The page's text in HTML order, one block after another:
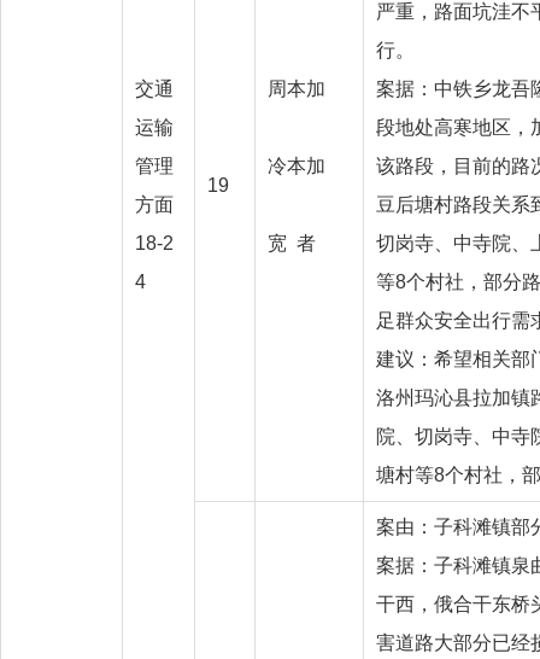
交通
运输
管理
方面
18-2
4
19
周本加
冷本加
宽 者
严重，路面坑洼不
案据：中铁乡龙吾
段地处高寒地区，
该路段，目前的路
豆后塘村路段关系
切岗寺、中寺院、
等8个村社，部分
足群众安
建议：希望相关部
洛州玛沁县拉加镇
院、切岗寺、中寺
塘村等8个村社，
案由：子科滩镇部
案据：子科滩镇泉
干西，俄合干东桥
害道路大部分已经